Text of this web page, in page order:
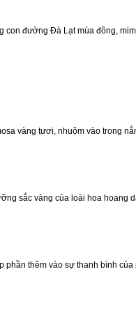
con đường Đà Lạt mùa đông,
vàng tươi, nhuộm vào trong
sắc vàng của loài hoa hoang
phần thêm vào sự thanh bình